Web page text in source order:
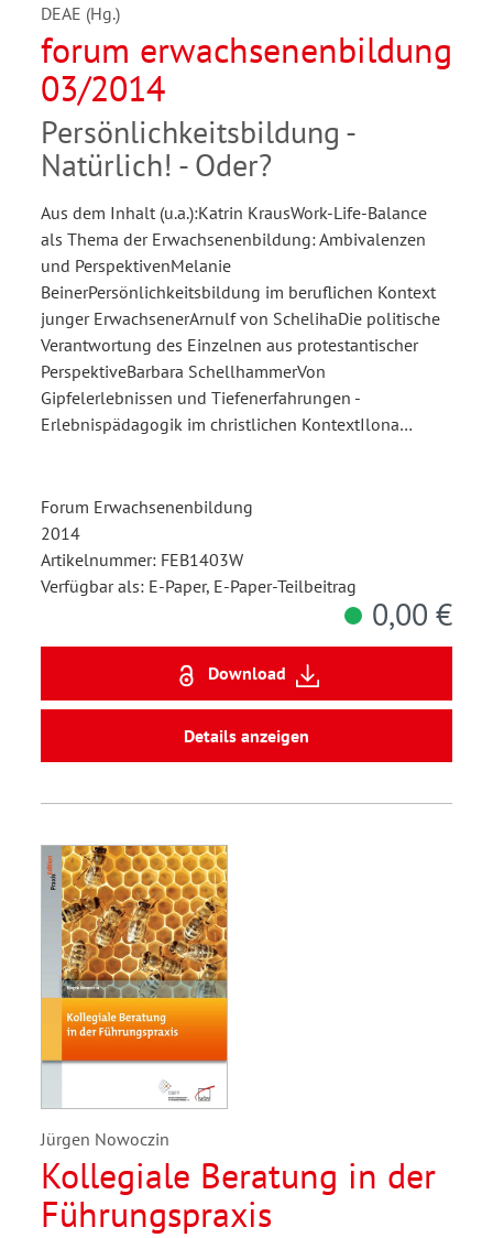
DEAE (Hg.)
forum erwachsenenbildung
03/2014
Persönlichkeitsbildung -
Natürlich! - Oder?
Aus dem Inhalt (u.a.):Katrin KrausWork-Life-Balance
als Thema der Erwachsenenbildung: Ambivalenzen
und PerspektivenMelanie
BeinerPersönlichkeitsbildung im beruflichen Kontext
junger ErwachsenerArnulf von SchelihaDie politische
Verantwortung des Einzelnen aus protestantischer
PerspektiveBarbara SchellhammerVon
Gipfelerlebnissen und Tiefenerfahrungen -
Erlebnispädagogik im christlichen KontextIlona…
Forum Erwachsenenbildung
2014
Artikelnummer: FEB1403W
Verfügbar als: E-Paper, E-Paper-Teilbeitrag
0,00 €
Download
Details anzeigen
Jürgen Nowoczin
Kollegiale Beratung in der
Führungspraxis